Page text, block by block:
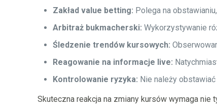
Zakład value betting: Polega na
Arbitraż bukmacherski: Wykorzystywanie
Śledzenie trendów kursowych:
Reagowanie na informacje live:
Kontrolowanie ryzyka: Nie należy
Skuteczna reakcja na zmiany kursów wymaga